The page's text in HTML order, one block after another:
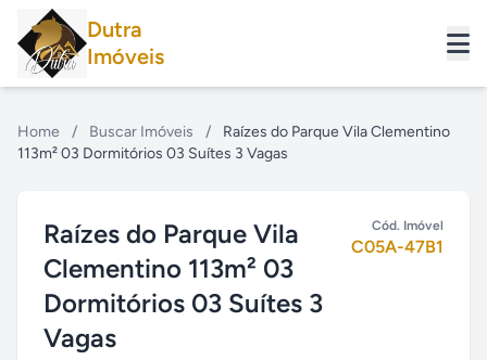
Dutra
Imóveis
Home / Buscar Imóveis /
Raízes do Parque Vila Clementino
113m² 03 Dormitórios 03 Suítes 3 Vagas
Raízes do Parque Vila
Clementino 113m² 03
Dormitórios 03 Suítes 3
Vagas
Cód. Imóvel
C05A-47B1